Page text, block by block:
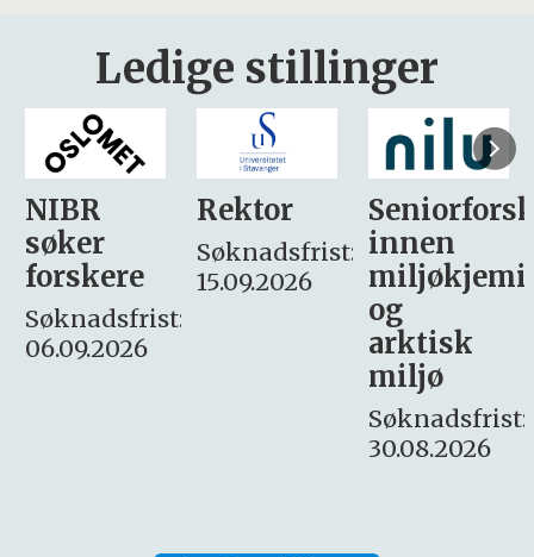
Ledige stillinger
Rektor
Søknadsfrist:
15.09.2026
Seniorforsker
innen
miljøkjemi
søker
– fast
Søknadsfrist:
16. august.